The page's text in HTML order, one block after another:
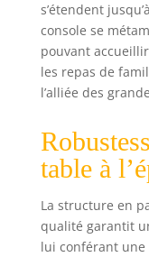
s’étendent
console se
pouvant
les repas de
l’alliée des
table à
La structure en
qualité garantit
lui conférant